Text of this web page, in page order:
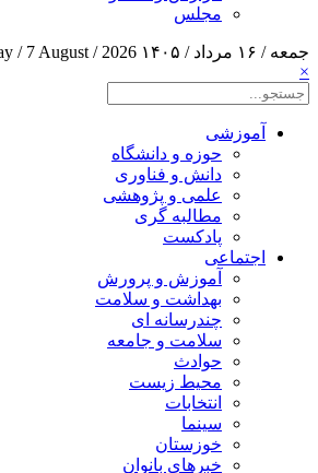
مجلس
جمعه / ۱۶ مرداد / ۱۴۰۵
/ 7 August / 2026
×
آموزشی
حوزه و دانشگاه
دانش و فناوری
علمی و پژوهشی
مطالبه گری
پادکست
اجتماعی
آموزش و پرورش
بهداشت و سلامت
چندرسانه ای
سلامت و جامعه
حوادث
محیط زیست
انتخابات
سینما
خوزستان
خبرهای بانوان